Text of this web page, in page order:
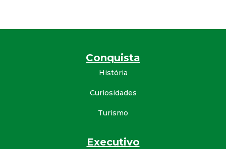
Conquista
História
Curiosidades
Turismo
Executivo